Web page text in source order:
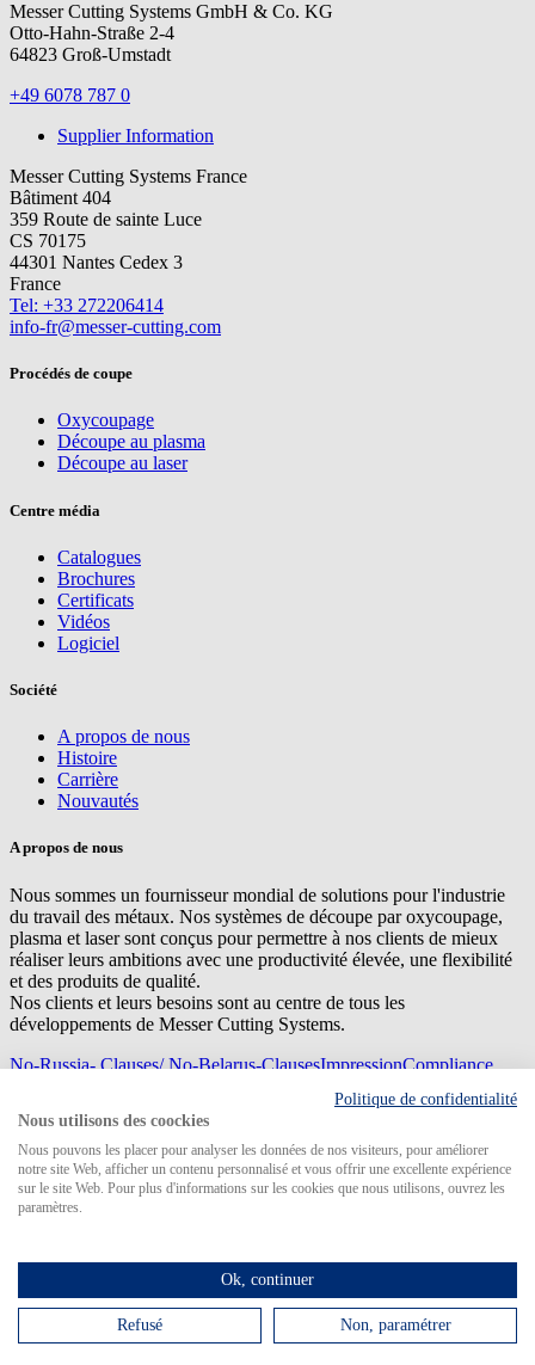
Messer Cutting Systems GmbH & Co. KG
Otto-Hahn-Straße 2-4
64823 Groß-Umstadt
+49 6078 787 0
Supplier Information
Messer Cutting Systems France
Bâtiment 404
359 Route de sainte Luce
CS 70175
44301 Nantes Cedex 3
France
Tel: +33 272206414
info-fr@messer-cutting.com
Procédés de coupe
Oxycoupage
Découpe au plasma
Découpe au laser
Centre média
Catalogues
Brochures
Certificats
Vidéos
Logiciel
Société
A propos de nous
Histoire
Carrière
Nouvautés
A propos de nous
Nous sommes un fournisseur mondial de solutions pour l'industrie
du travail des métaux. Nos systèmes de découpe par oxycoupage,
plasma et laser sont conçus pour permettre à nos clients de mieux
réaliser leurs ambitions avec une productivité élevée, une flexibilité
et des produits de qualité.
Nos clients et leurs besoins sont au centre de tous les
développements de Messer Cutting Systems.
No-Russia- Clauses/ No-Belarus-ClausesImpressionCompliance
© 2026 Messer Cutting Systems GmbH & Co. KG
Search for
MCS Worldwide
Politique de confidentialité
Nous utilisons des coockies
Nous pouvons les placer pour analyser les données de nos visiteurs, pour améliorer
notre site Web, afficher un contenu personnalisé et vous offrir une excellente expérience
sur le site Web. Pour plus d'informations sur les cookies que nous utilisons, ouvrez les
paramètres.
Ok, continuer
Refusé Non, paramétrer